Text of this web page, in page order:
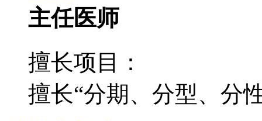
主任医师
擅长项目：
擅长“分期、分型、分